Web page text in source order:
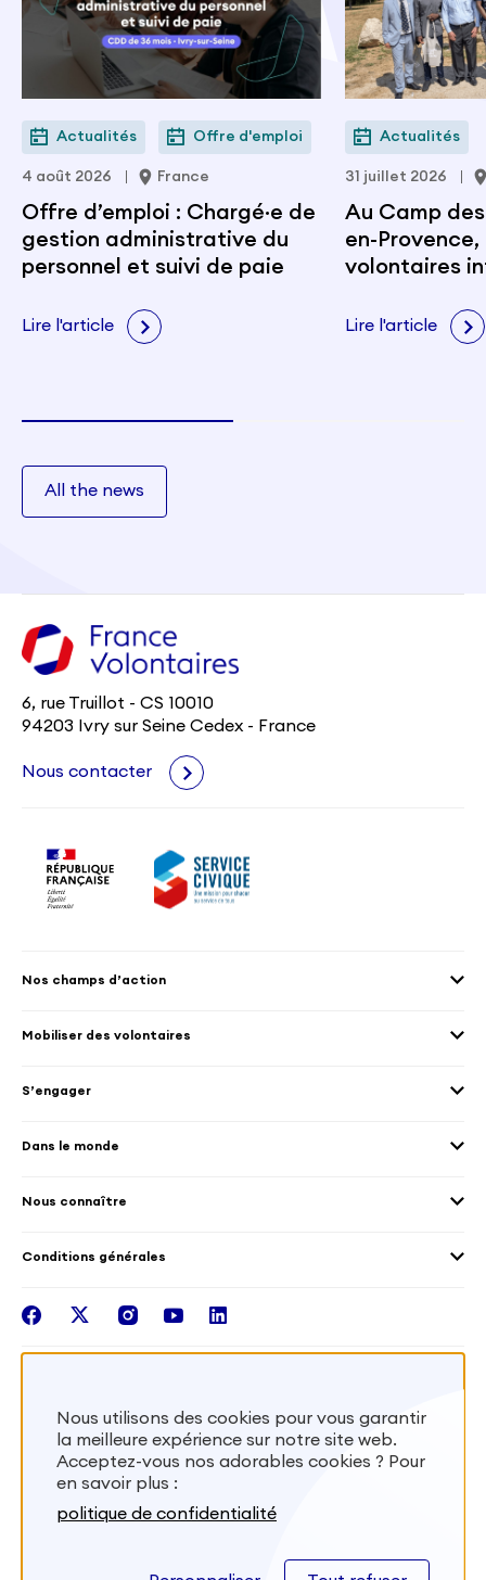
Actualités Offre d'emploi
4 août 2026 France
Offre d’emploi : Chargé·e de
gestion administrative du
personnel et suivi de paie
Lire l'article
Actualités
31 juillet 2026
Au Camp
en-
volontaires
citoyenneté
Lire l'article
All the news
6, rue Truillot - CS 10010
94203 Ivry sur Seine Cedex - France
Nous contacter
Nos champs d’action
Culture et patrimoine
Mobilités croisées
Santé
Mobiliser des volontaires
Accueillir des volontaires
S’engager
Les différents dispositifs de volontariat
Dans le monde
Nous connaître
Les missions de France Volontaires
Intégrer nos équipes
Conditions générales
facebook
twitterinstagram
youtubelinkedin
S'inscrire
Besoin d’aide? Visitez notre foire aux
Nous utilisons des cookies pour vous garantir
la meilleure expérience sur notre site web.
Acceptez-vous nos adorables cookies ? Pour
en savoir plus :
politique de confidentialité